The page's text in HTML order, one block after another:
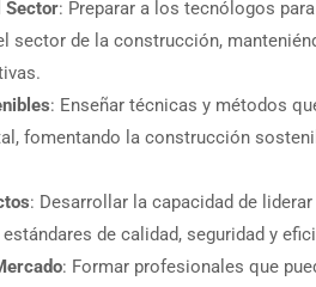
Sector: Preparar a los tecnólogos
sector de la construcción,
: Enseñar técnicas y métodos
fomentando la construcción
: Desarrollar la capacidad de
de calidad, seguridad y
: Formar profesionales que